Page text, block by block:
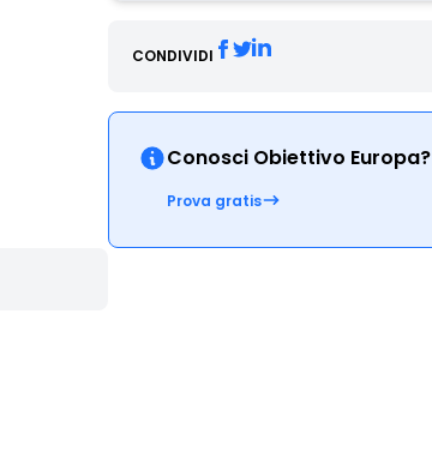
CONDIVIDI
Conosci Obiettivo Europa?
Prova gratis